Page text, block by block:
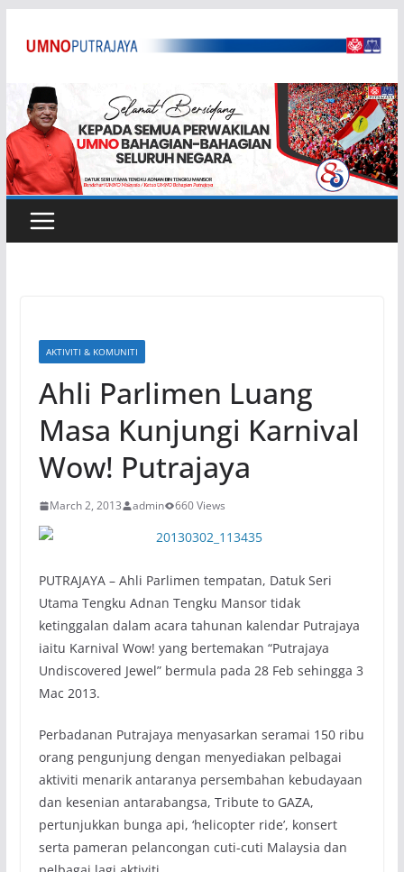
AKTIVITI & KOMUNITI
Ahli Parlimen Luang
Masa Kunjungi Karnival
Wow! Putrajaya
March 2, 2013 admin 660 Views
PUTRAJAYA – Ahli Parlimen tempatan, Datuk Seri
Utama Tengku Adnan Tengku Mansor tidak
ketinggalan dalam acara tahunan kalendar Putrajaya
iaitu Karnival Wow! yang bertemakan “Putrajaya
Undiscovered Jewel” bermula pada 28 Feb sehingga 3
Mac 2013.
Perbadanan Putrajaya menyasarkan seramai 150 ribu
orang pengunjung dengan menyediakan pelbagai
aktiviti menarik antaranya persembahan kebudayaan
dan kesenian antarabangsa, Tribute to GAZA,
pertunjukkan bunga api, ‘helicopter ride’, konsert
serta pameran pelancongan cuti-cuti Malaysia dan